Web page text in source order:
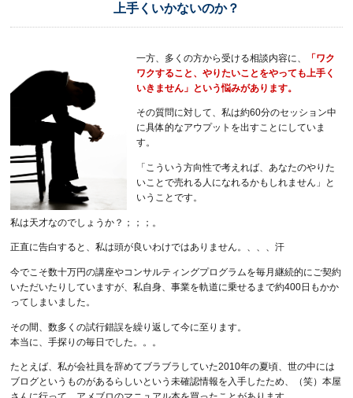
上手くいかないのか？
一方、多くの方から受ける相談内容に、
「ワク
ワクすること、やりたいことをやっても上手く
いきません」という悩みがあります。
その質問に対して、私は約60分のセッション中
に具体的なアウプットを出すことにしていま
す。
「こういう方向性で考えれば、あなたのやりた
いことで売れる人になれるかもしれません」と
いうことです。
私は天才なのでしょうか？；；；。
正直に告白すると、私は頭が良いわけではありません。、、、汗
今でこそ数十万円の講座やコンサルティングプログラムを毎月継続的にご契約
いただいたりしていますが、私自身、事業を軌道に乗せるまで約400日もかか
ってしまいました。
その間、数多くの試行錯誤を繰り返して今に至ります。
本当に、手探りの毎日でした。。。
たとえば、私が会社員を辞めてブラブラしていた2010年の夏頃、世の中には
ブログというものがあるらしいという未確認情報を入手したため、（笑）本屋